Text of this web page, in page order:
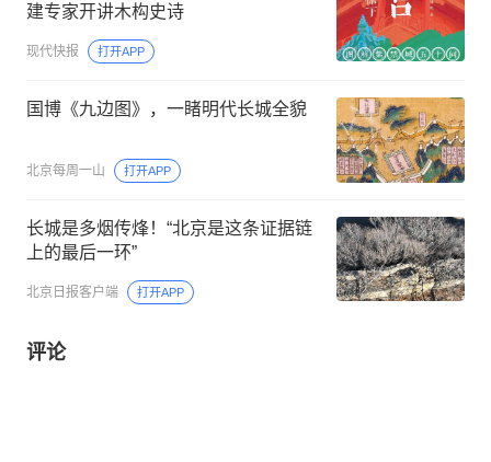
建专家开讲木构史诗
现代快报 打开APP
国博《九边图》，一睹明代长城全貌
北京每周一山 打开APP
长城是多烟传烽！“北京是这条证据链
上的最后一环”
北京日报客户端 打开APP
评论